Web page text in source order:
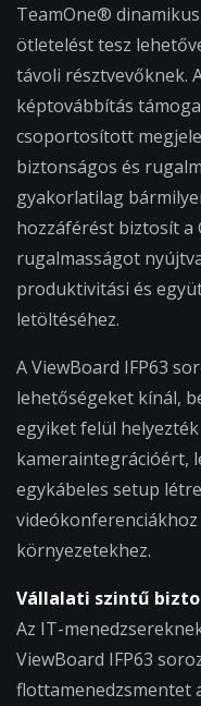
TeamOne®
ötletelést tesz
távoli résztvevőknek.
képtovábbítás
csoportosított
biztonságos és
gyakorlatilag
hozzáférést biztosít a
rugalmasságot
produktivitási és
letöltéséhez.
A ViewBoard IFP63
lehetőségeket kínál,
egyiket felül
kameraintegrációért,
egykábeles setup
környezetekhez.
Vállalati szintű
Az IT-
ViewBoard IFP63
flottamenedzsmentet